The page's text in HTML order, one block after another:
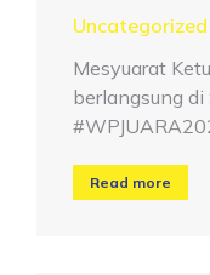
Uncategorized
Mesyuarat
berlangsung
Read more